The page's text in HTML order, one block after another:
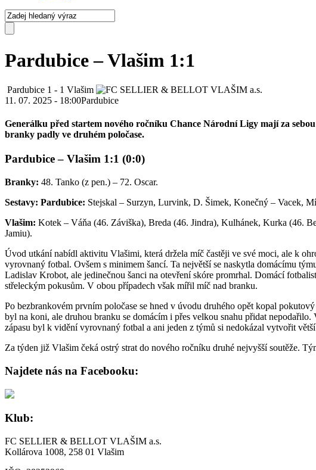
Pardubice – Vlašim 1:1
Pardubice 1 - 1 Vlašim
11. 07. 2025 - 18:00Pardubice
Generálku před startem nového ročníku Chance Národní Ligy mají za
branky padly ve druhém poločase.
Pardubice – Vlašim 1:1 (0:0)
Branky: 48. Tanko (z pen.) – 72. Oscar.
Sestavy: Pardubice: Stejskal – Surzyn, Lurvink, D. Šimek, Konečný – Vacek,
Vlašim: Kotek – Váňa (46. Záviška), Breda (46. Jindra), Kulhánek, Kurka (46.
Jamiu).
Úvod utkání nabídl aktivitu Vlašimi, která držela míč častěji ve své moci, ale k
vyrovnaný fotbal. Ovšem s minimem šancí. Ta největší se naskytla domácímu
Ladislav Krobot, ale jedinečnou šanci na otevření skóre promrhal. Domácí
střeleckým pokusům. V obou případech však mířil míč nad branku.
Po bezbrankovém prvním poločase se hned v úvodu druhého opět kopal
byl na koni, ale druhou branku se domácím i přes velkou snahu přidat
zápasu byl k vidění vyrovnaný fotbal a ani jeden z týmů si nedokázal vytvořit
Za týden již Vlašim čeká ostrý strat do nového ročníku druhé nejvyšší soutěže.
Najdete nás na Facebooku:
Klub:
FC SELLIER & BELLOT VLAŠIM a.s.
Kollárova 1008, 258 01 Vlašim